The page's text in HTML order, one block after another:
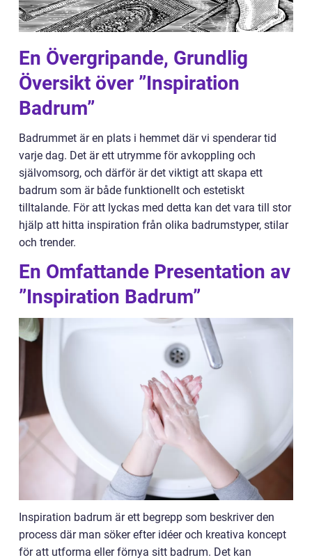
En Övergripande, Grundlig
Översikt över ”Inspiration
Badrum”
Badrummet är en plats i hemmet där vi spenderar tid
varje dag. Det är ett utrymme för avkoppling och
självomsorg, och därför är det viktigt att skapa ett
badrum som är både funktionellt och estetiskt
tilltalande. För att lyckas med detta kan det vara till stor
hjälp att hitta inspiration från olika badrumstyper, stilar
och trender.
En Omfattande Presentation av
”Inspiration Badrum”
Inspiration badrum är ett begrepp som beskriver den
process där man söker efter idéer och kreativa koncept
för att utforma eller förnya sitt badrum. Det kan